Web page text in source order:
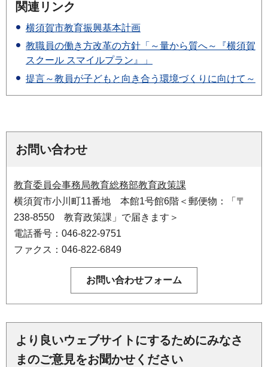
関連リンク
横須賀市教育振興基本計画
教職員の働き方改革の方針「～量から質へ～『横須賀
スクール スマイルプラン』」
提言～教員が子どもと向き合う環境づくりに向けて～
お問い合わせ
教育委員会事務局教育総務部教育政策課
横須賀市小川町11番地 本館1号館6階＜郵便物：「〒
238-8550 教育政策課」で届きます＞
電話番号：046-822-9751
ファクス：046-822-6849
より良いウェブサイトにするためにみなさ
まのご意見をお聞かせください